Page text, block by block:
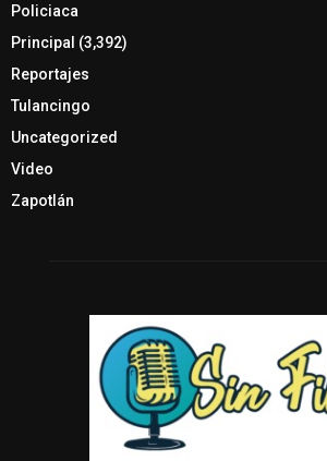
Policiaca
Principal (3,392)
Reportajes
Tulancingo
Uncategorized
Video
Zapotlán